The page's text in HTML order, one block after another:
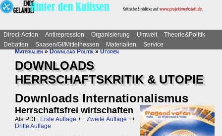
Direct-Action Antirepression Organisierung Umwelt
Theorie&Politik
Debatten
Saasen/GI/Mittelhessen Materialien
Service
Materialien»Download Politik»Utopien
DOWNLOADS
HERRSCHAFTSKRITIK & UTOPIE
Downloads Internationalismus
Herrschaftsfrei wirtschaften
Als PDF: Erste Auflage ++Zweite Auflage ++
Dritte Auflage